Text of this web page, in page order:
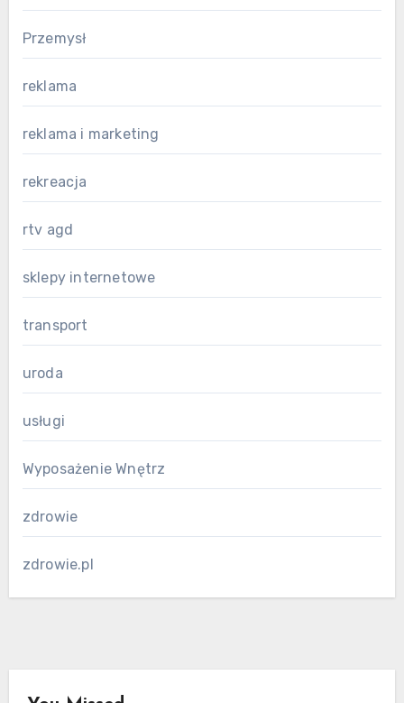
Przemysł
reklama
reklama i marketing
rekreacja
rtv agd
sklepy internetowe
transport
uroda
usługi
Wyposażenie Wnętrz
zdrowie
zdrowie.pl